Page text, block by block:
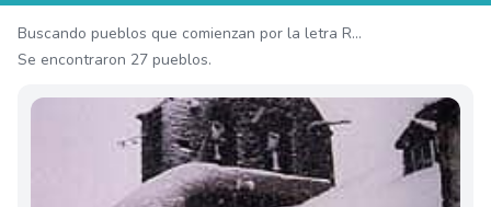
Buscando pueblos que comienzan por la letra R...
Se encontraron 27 pueblos.